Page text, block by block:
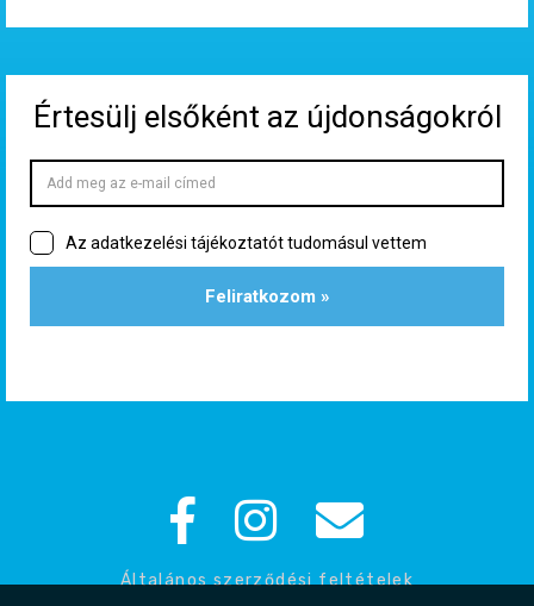
Általános szerződési feltételek